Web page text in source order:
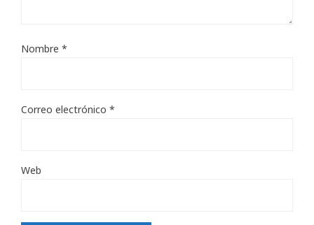
Nombre *
Correo electrónico *
Web